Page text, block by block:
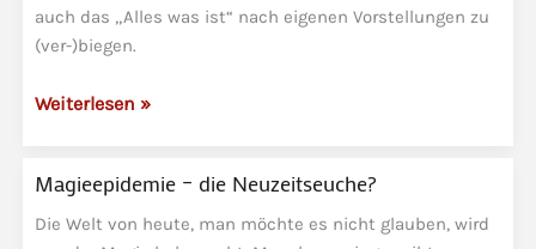
auch das „Alles was ist“ nach eigenen Vorstellungen zu
(ver-)biegen.
Magie
Illusion
des
Weiterlesen »
Magieepidemie – die Neuzeitseuche?
Die Welt von heute, man möchte es nicht glauben, wird